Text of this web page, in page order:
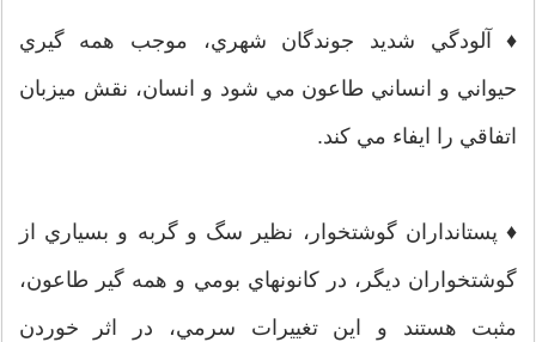
♦ آلودگي شديد جوندگان شهري، موجب همه گيري
حيواني و انساني طاعون مي شود و انسان، نقش ميزبان
اتفاقي را ايفاء مي كند.
♦ پستانداران گوشتخوار، نظير سگ و گربه و بسياري از
گوشتخواران ديگر، در كانونهاي بومي و همه گير طاعون،
مثبت هستند و اين تغييرات سرمي، در اثر خوردن